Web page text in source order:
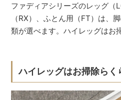
ファディアシリーズのレッグ（
（RX）、ふとん用（FT）は、
類が選べます。ハイレッグはお
ハイレッグはお掃除らく